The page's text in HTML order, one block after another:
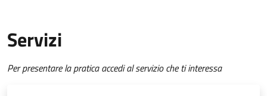
Servizi
Per presentare la pratica accedi al servizio che ti interessa